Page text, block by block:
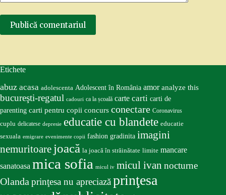
Publică comentariul
Etichete
abuz acasa adolescenta Adolescent în România amor analyze this
bucureşti-regatul cadouri ca la școală carte carti carti de
parenting carti pentru copii concurs conectare Coronavirus
cuplu delicatese depresie educatie cu blandete educatie
sexuala emigrare evenimente copii fashion gradinita imagini
nemuritoare joacă la joacă în străinătate limite mancare
sanatoasa mica sofia micul iv micul ivan nocturne
Olandaprinţesa nu apreciazăprinţesa